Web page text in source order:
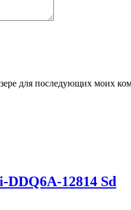
для последующих моих
12814 Sd